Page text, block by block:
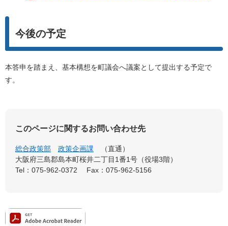
今後の予定
本答申を踏まえ、基本構想を町議会へ議案として提出する予定で
す。
このページに関するお問い合わせ先
総合政策部 政策企画課
直通
大阪府三島郡島本町桜井二丁目1番1号（役場3階）
Tel：075-962-0372
Fax：075-962-5156